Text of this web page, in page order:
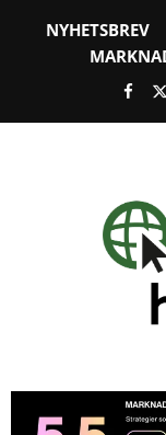
NYHETSBREV